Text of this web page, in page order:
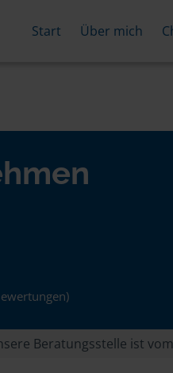
Start Über mich
Beratungsstelle ist